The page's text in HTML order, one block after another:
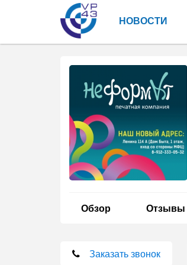
НОВОСТИ
Обзор Отзывы
Заказать звонок